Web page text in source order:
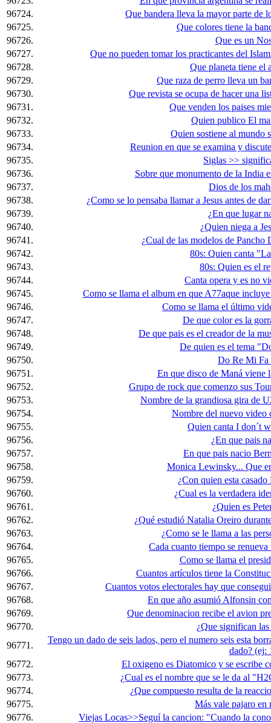
96724.
Que bandera lleva la mayor parte de
96725.
Que colores tiene la
96726.
Que es un
96727.
Que no pueden tomar los practicantes del
96728.
Que planeta tiene el
96729.
Que raza de perro lleva un
96730.
Que revista se ocupa de hacer una
96731.
Que venden los paises
96732.
Quien publico El
96733.
Quien sostiene al mundo
96734.
Reunion en que se examina y
96735.
Siglas >>
96736.
Sobre que monumento de la India
96737.
Dios de los
96738.
¿Como se lo pensaba llamar a Jesus antes de
96739.
¿En que lugar
96740.
¿Quien niega a
96741.
¿Cual de las modelos de Pancho
96742.
80s: Quien canta
96743.
80s: Quien es el
96744.
Canta opera y es no
96745.
Como se llama el album en que A77aque
96746.
Como se llama el último
96747.
De que color es la
96748.
De que pais es el creador de la
96749.
De quien es el tema
96750.
Do Re Mi Fa
96751.
En que disco de Maná viene
96752.
Grupo de rock que comenzo sus
96753.
Nombre de la grandiosa gira de
96754.
Nombre del nuevo video
96755.
Quien canta I don´t
96756.
¿En que pais
96757.
En que pais nacio
96758.
Monica Lewinsky... Que
96759.
¿Con quien esta
96760.
¿Cual es la verdadera
96761.
¿Quien es
96762.
¿Qué estudió Natalia Oreiro
96763.
¿Como se le llama a las
96764.
Cada cuanto tiempo se
96765.
Como se llama el
96766.
Cuantos artículos tiene la
96767.
Cuantos votos electorales hay que
96768.
En que año asumió Alfonsin
96769.
Que denominacion recibe el avion
96770.
¿Que significan
96771.
Tengo un dado de seis lados, pero el numero seis esta
dado? (ej:
96772.
El oxigeno es Diatomico y se escribe
96773.
¿Cual es el nombre que se le da al
96774.
¿Que compuesto resulta de la
96775.
Más vale pajaro en
96776.
Viejas Locas>>Seguí la cancion: "Cuando la